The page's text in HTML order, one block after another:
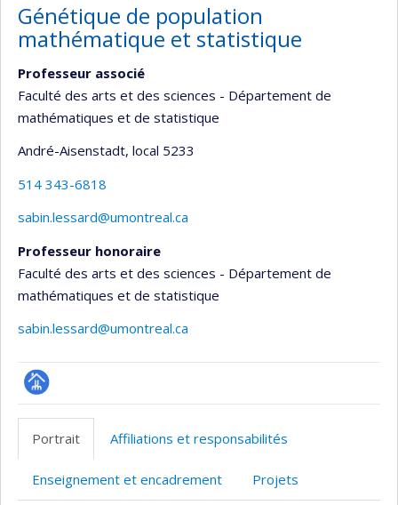
Génétique de population
mathématique et statistique
Professeur associé
Faculté des arts et des sciences - Département de
mathématiques et de statistique
André-Aisenstadt, local 5233
514 343-6818
sabin.lessard@umontreal.ca
Professeur honoraire
Faculté des arts et des sciences - Département de
mathématiques et de statistique
sabin.lessard@umontreal.ca
Page
Portrait Affiliations et responsabilités
Enseignement et encadrement Projets